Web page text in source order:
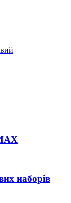
наборів